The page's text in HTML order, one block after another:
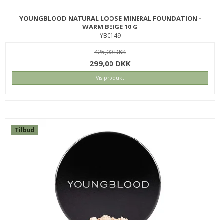
YOUNGBLOOD NATURAL LOOSE MINERAL FOUNDATION -
WARM BEIGE 10 G
YB0149
425,00 DKK
299,00 DKK
Vis produkt
Tilbud